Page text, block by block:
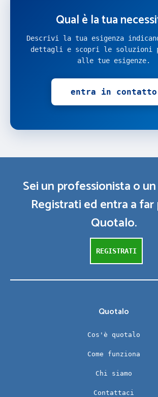
Qual è la tua
Descrivi la tua esigenza
dettagli e scopri le soluzioni
alle tue esigenze.
entra in contatto
Sei un professionista o
Registrati ed entra a
Quotalo.
REGISTRATI
Quotalo
Cos'è quotalo
Come funziona
Chi siamo
Contattaci